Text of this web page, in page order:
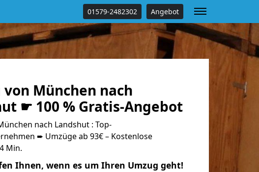
01579-2482302 Angebot
von München nach
☛ 100 % Gratis-Angebot
nach Landshut : Top-
➨ Umzüge ab 93€ – Kostenlose
Min.
Ihnen, wenn es um Ihren Umzug geht!